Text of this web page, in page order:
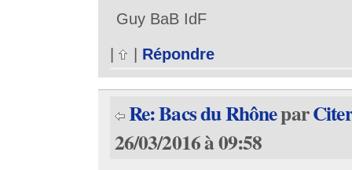
Guy BaB IdF
Répondre
Re: Bacs du Rhônepar
26/03/2016 à 09:58